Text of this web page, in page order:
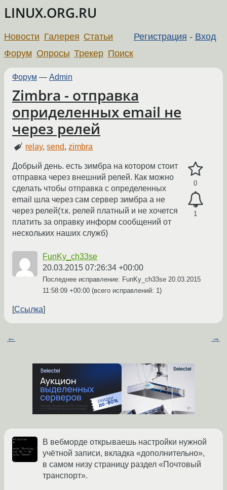
LINUX.ORG.RU
Регистрация - Вход
Новости Галерея Статьи
Форум Опросы Трекер Поиск
Форум — Admin
Zimbra - отправка
оприделенных email не
через релей
relay,send,zimbra
0
1
Добрый день. есть зимбра на котором стоит
отправка через внешний релей. Как можно
сделать чтобы отправка с определенных
email шла через сам сервер зимбра а не
через релей(т.к. релей платный и не хочется
платить за оправку информ сообщений от
нескольких наших служб)
FunKy_ch33se
20.03.2015 07:26:34 +00:00
Последнее исправление: FunKy_ch33se 20.03.2015
11:58:09 +00:00 (всего исправлений: 1)
Ссылка
← →
В вебморде открываешь настройки нужной
учётной записи, вкладка «дополнительно»,
в самом низу страницу раздел «Почтовый
транспорт».